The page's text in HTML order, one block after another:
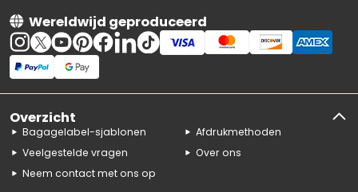
Wereldwijd geproduceerd
Overzicht
Bagagelabel-sjablonen
Afdrukmethoden
Veelgestelde vragen
Over ons
Neem contact met ons op